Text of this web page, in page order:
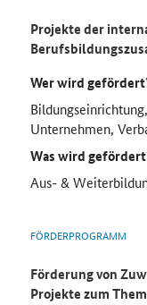
Projekte der
Wer wird
Unternehmen,
Was wird
Aus- &
FÖRDERPROGRAMM
Förderung von
Projekte zum